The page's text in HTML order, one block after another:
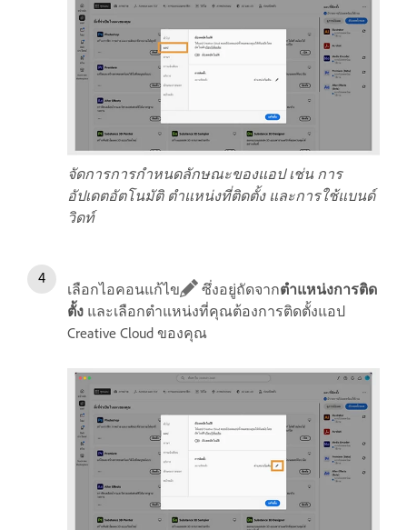
จัดการการกำหนดลักษณะของแอป เช่น การ
อัปเดตอัตโนมัติ ตำแหน่งที่ติดตั้ง และการใช้แบนด์
วิดท์
เลือกไอคอนแก้ไข ซึ่งอยู่ถัดจากตำแหน่งการติด
ตั้ง และเลือกตำแหน่งที่คุณต้องการติดตั้งแอป
Creative Cloud ของคุณ